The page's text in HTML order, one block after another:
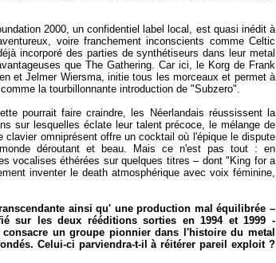
2000, un confidentiel label local, est quasi inédit à
voire franchement inconscients comme Celtic
incorporé des parties de synthétiseurs dans leur metal
que The Gathering. Car ici, le Korg de Frank
et Jelmer Wiersma, initie tous les morceaux et permet à
la tourbillonnante introduction de "Subzero".
pourrait faire craindre, les Néerlandais réussissent la
sur lesquelles éclate leur talent précoce, le mélange de
omniprésent offre un cocktail où l'épique le dispute
déroutant et beau. Mais ce n'est pas tout : en
vocalises éthérées sur quelques titres – dont "King for a
inventer le death atmosphérique avec voix féminine,
ainsi qu' une production mal équilibrée –
sur les deux rééditions sorties en 1994 et 1999 -
un groupe pionnier dans l'histoire du metal
Celui-ci parviendra-t-il à réitérer pareil exploit ?